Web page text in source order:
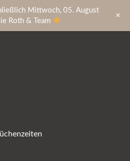
Mittwoch, 05. August
Roth & Team
+